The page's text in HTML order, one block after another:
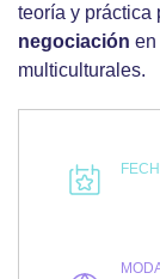
teoría y práctica
negociación en
multiculturales.